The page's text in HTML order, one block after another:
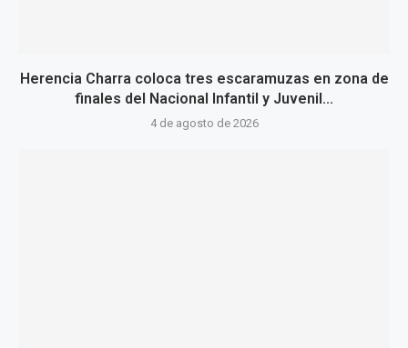
Herencia Charra coloca tres escaramuzas en zona de
finales del Nacional Infantil y Juvenil...
4 de agosto de 2026